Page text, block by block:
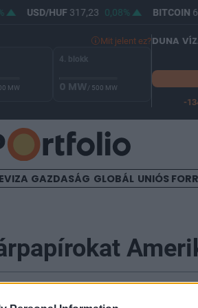
USD/HUF317,23 0,08% BITCOIN
Mit jelent ez?
MW
4. blokk
0 MW/ 500 MW
DUNA
-
GAZDASÁG GLOBÁL UNIÓS